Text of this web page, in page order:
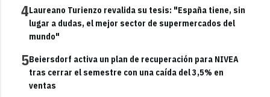
4Laureano Turienzo revalida su tesis: "España tiene, sin
lugar a dudas, el mejor sector de supermercados del
mundo"
5Beiersdorf activa un plan de recuperación para NIVEA
tras cerrar el semestre con una caída del 3,5% en
ventas